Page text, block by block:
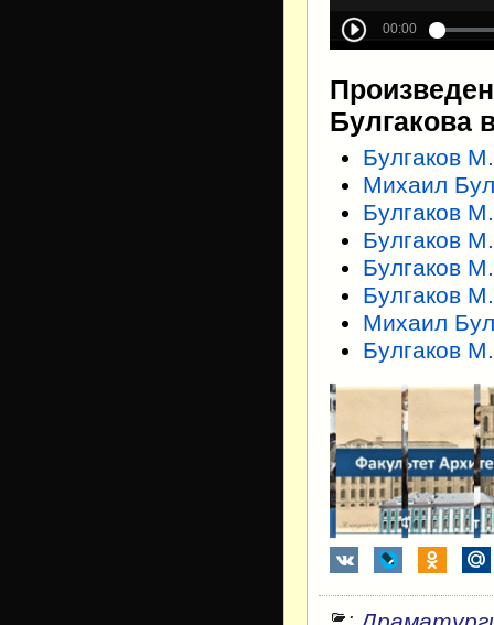
Булгакова
Булгаков
Михаил
Булгаков
Булгаков
Булгаков
Булгаков
Михаил
Булгаков